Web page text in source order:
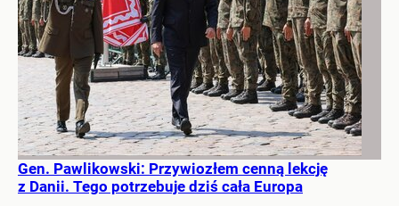
Gen. Pawlikowski: Przywiozłem cenną lekcję
z Danii. Tego potrzebuje dziś cała Europa